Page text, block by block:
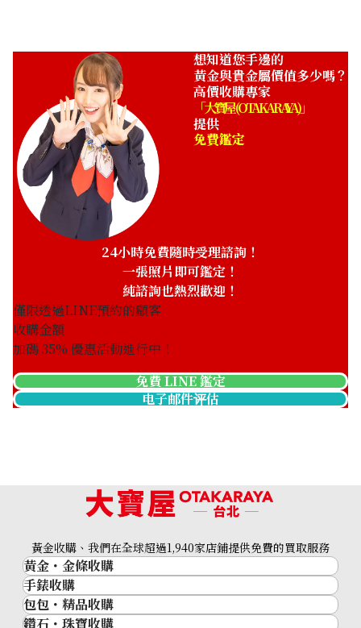
Platinum (Pt1000) Tanaka Precious Metals ingot 10g x 2
收購參考價格
NTD 92,680
想知道您手邊的
黃金與貴金屬價值多少嗎？
高價收購專家
「大寶屋 (OTAKARAYA)」
提供
免費鑑定
24小時免費隨時受理諮詢！
一張照片即可鑑定！
純諮詢也熱烈歡迎！
僅限透過LINE預約的顧客
收購金額
加碼35% 優惠活動進行中！
免費 LINE 鑑定
电子邮件评估
黃金收購、我們在全球超過1,940家店鋪提供免費的買取服務
黃金・金條收購
黃金與貴金屬
金的錠
手錶收購
名牌手錶
包包・精品收購
品牌精品
鑽石・珠寶收購